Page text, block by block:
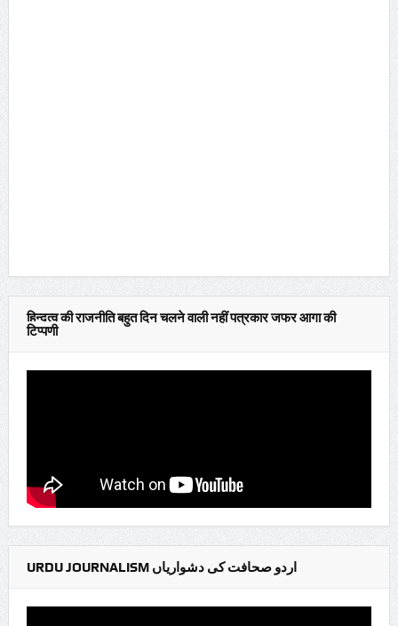
हिन्दुत्व की राजनीति बहुत दिन चलने वाली नहीं पत्रकार जफर आगा की
टिप्पणी
URDU JOURNALISM اردو صحافت کی دشواریاں